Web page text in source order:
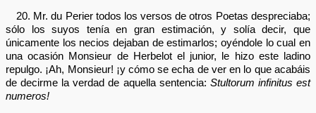
20. Mr. du Perier todos los versos de otros Poetas despreciaba;
sólo los suyos tenía en gran estimación, y solía decir, que
únicamente los necios dejaban de estimarlos; oyéndole lo cual en
una ocasión Monsieur de Herbelot el junior, le hizo este ladino
repulgo. ¡Ah, Monsieur! ¡y cómo se echa de ver en lo que acabáis
de decirme la verdad de aquella sentencia: Stultorum infinitus est
numeros!